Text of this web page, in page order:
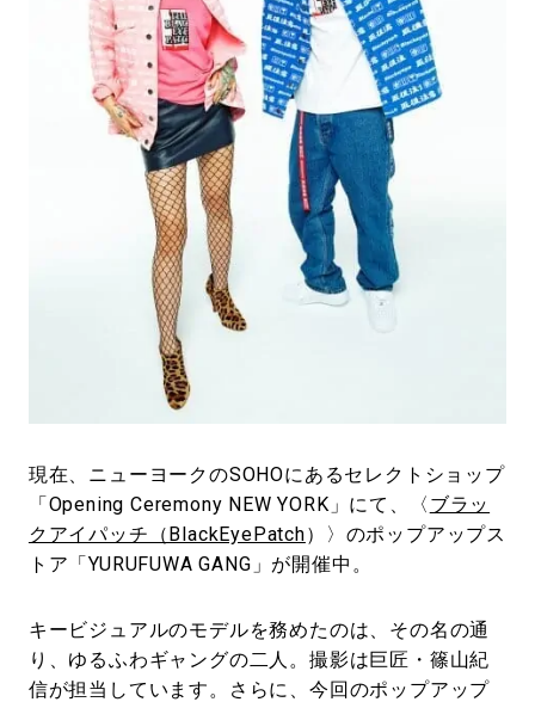
#ととけん #FASHION #MUSIC #MOVIE
#LIFESTYLE #SNEAKER #OUTDOOR
#SPORTS #HANDSOME HANDBOOK
現在、ニューヨークのSOHOにあるセレクトショップ
「Opening Ceremony NEW YORK」にて、〈 ブラッ
クアイパッチ（BlackEyePatch）〉のポップアップス
トア「YURUFUWA GANG」が開催中。
キービジュアルのモデルを務めたのは、その名の通
り、ゆるふわギャングの二人。撮影は巨匠・篠山紀
信が担当しています。さらに、今回のポップアップ